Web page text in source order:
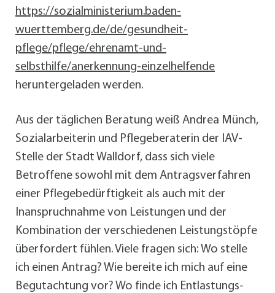
https://sozialministerium.baden-
wuerttemberg.de/de/gesundheit-
pflege/pflege/ehrenamt-und-
selbsthilfe/anerkennung-einzelhelfende
heruntergeladen werden.
Aus der täglichen Beratung weiß Andrea Münch,
Sozialarbeiterin und Pflegeberaterin der IAV-
Stelle der Stadt Walldorf, dass sich viele
Betroffene sowohl mit dem Antragsverfahren
einer Pflegebedürftigkeit als auch mit der
Inanspruchnahme von Leistungen und der
Kombination der verschiedenen Leistungstöpfe
überfordert fühlen. Viele fragen sich: Wo stelle
ich einen Antrag? Wie bereite ich mich auf eine
Begutachtung vor? Wo finde ich Entlastungs-